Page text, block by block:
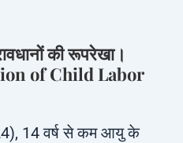
की रूपरेखा।
of Child Labor
14 वर्ष से कम आयु के